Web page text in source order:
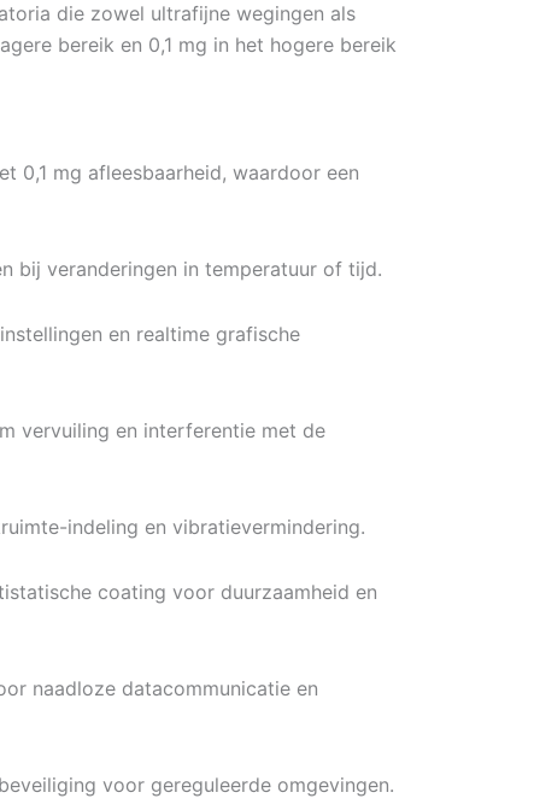
die zowel ultrafijne wegingen als
bereik en 0,1 mg in het hogere bereik
0,1 mg afleesbaarheid, waardoor een
bij veranderingen in temperatuur of tijd.
en realtime grafische
vervuiling en interferentie met de
indeling en vibratievermindering.
coating voor duurzaamheid en
naadloze datacommunicatie en
voor gereguleerde omgevingen.